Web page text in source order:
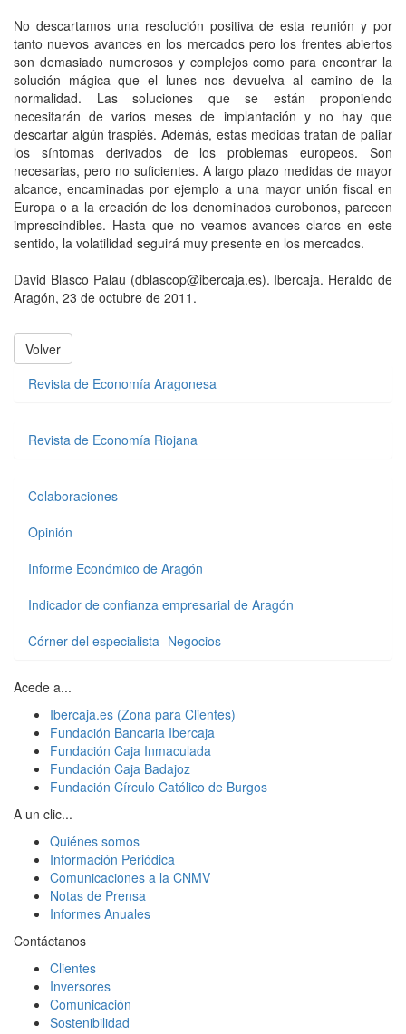
No descartamos una resolución positiva de esta reunión y por
tanto nuevos avances en los mercados pero los frentes abiertos
son demasiado numerosos y complejos como para encontrar la
solución mágica que el lunes nos devuelva al camino de la
normalidad. Las soluciones que se están proponiendo
necesitarán de varios meses de implantación y no hay que
descartar algún traspiés. Además, estas medidas tratan de paliar
los síntomas derivados de los problemas europeos. Son
necesarias, pero no suficientes. A largo plazo medidas de mayor
alcance, encaminadas por ejemplo a una mayor unión fiscal en
Europa o a la creación de los denominados eurobonos, parecen
imprescindibles. Hasta que no veamos avances claros en este
sentido, la volatilidad seguirá muy presente en los mercados.
David Blasco Palau (dblascop@ibercaja.es). Ibercaja. Heraldo de
Aragón, 23 de octubre de 2011.
Volver
Revista de Economía Aragonesa
Revista de Economía Riojana
Colaboraciones
Opinión
Informe Económico de Aragón
Indicador de confianza empresarial de Aragón
Córner del especialista- Negocios
Acede a...
Ibercaja.es (Zona para Clientes)
Fundación Bancaria Ibercaja
Fundación Caja Inmaculada
Fundación Caja Badajoz
Fundación Círculo Católico de Burgos
A un clic...
Quiénes somos
Información Periódica
Comunicaciones a la CNMV
Notas de Prensa
Informes Anuales
Contáctanos
Clientes
Inversores
Comunicación
Sostenibilidad